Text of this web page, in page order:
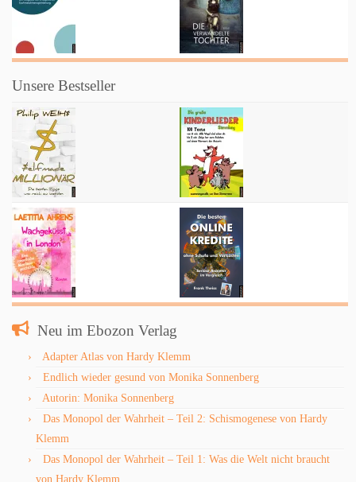
Unsere Bestseller
Neu im Ebozon Verlag
Adapter Atlas von Hardy Klemm
Endlich wieder gesund von Monika Sonnenberg
Autorin: Monika Sonnenberg
Das Monopol der Wahrheit – Teil 2: Schismogenese von Hardy
Klemm
Das Monopol der Wahrheit – Teil 1: Was die Welt nicht braucht
von Hardy Klemm